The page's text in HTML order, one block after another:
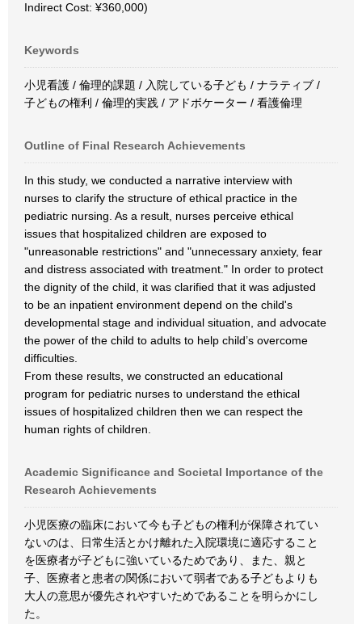
Indirect Cost: ¥360,000)
Keywords
小児看護 / 倫理的課題 / 入院している子ども / ナラティブ /
子どもの権利 / 倫理的実践 / アドボケーター / 看護倫理
Outline of Final Research Achievements
In this study, we conducted a narrative interview with
nurses to clarify the structure of ethical practice in the
pediatric nursing. As a result, nurses perceive ethical
issues that hospitalized children are exposed to
"unreasonable restrictions" and "unnecessary anxiety, fear
and distress associated with treatment." In order to protect
the dignity of the child, it was clarified that it was adjusted
to be an inpatient environment depend on the child's
developmental stage and individual situation, and advocate
the power of the child to adults to help child’s overcome
difficulties.
From these results, we constructed an educational
program for pediatric nurses to understand the ethical
issues of hospitalized children then we can respect the
human rights of children.
Academic Significance and Societal Importance of the
Research Achievements
小児医療の臨床において今も子どもの権利が保障されてい
ないのは、日常生活とかけ離れた入院環境に適応すること
を医療者が子どもに強いているためであり、また、親と
子、医療者と患者の関係において弱者である子どもよりも
大人の意思が優先されやすいためであることを明らかにし
た。